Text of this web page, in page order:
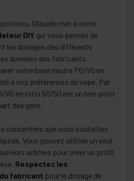
Oliquide met à votre
DIY qui vous permet de
les dosages des différents
données des fabricants.
votre base neutre PG/VG en
à vos préférences de vape. Par
VG en ratio 50/50 est un bon point
des gens.
concentrés que vous souhaitez
Vous pouvez utiliser un seul
arômes pour créer un profil
Respectez les
fabricant pour le dosage de